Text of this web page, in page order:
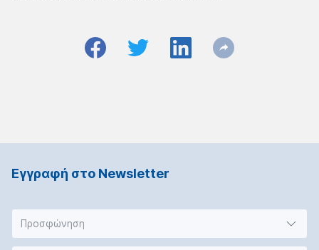
Εγγραφή στο Νewsletter
Προσφώνηση